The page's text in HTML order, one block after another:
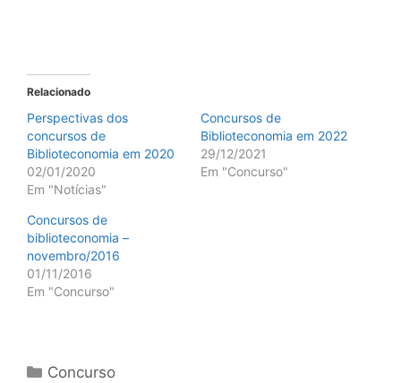
Relacionado
Perspectivas dos
concursos de
Biblioteconomia em 2020
02/01/2020
Em "Notícias"
Concursos de
Biblioteconomia em 2022
29/12/2021
Em "Concurso"
Concursos de
biblioteconomia –
novembro/2016
01/11/2016
Em "Concurso"
Categorias
Concurso